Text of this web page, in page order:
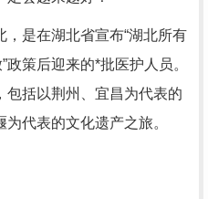
是在湖北省宣布“湖北所有
策后迎来的*批医护人员。
包括以荆州、宜昌为代表的
代表的文化遗产之旅。